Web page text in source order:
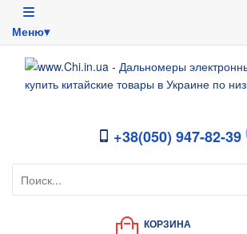
Меню▾
+38(050) 947-82-39
КОРЗИНА